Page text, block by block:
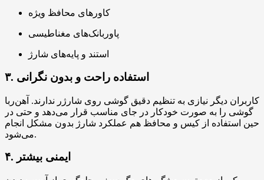
کاورهای محافظ ویژه
پاوربانک‌های مغناطیسی
استند و پایه‌های شارژ
۳. استفاده راحت و بدون نگرانی
کاربران دیگر نیازی به تنظیم دقیق گوشی روی شارژر ندارند. آهن‌ربا
گوشی را به صورت خودکار در جای مناسب قرار می‌دهد و حتی در
حین استفاده از کیس و محافظ هم عملکرد شارژ بدون مشکل انجام
می‌شود.
۴. ایمنی بیشتر